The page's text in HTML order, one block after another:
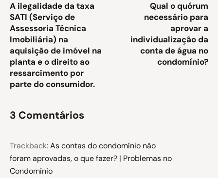
A ilegalidade da taxa
SATI (Serviço de
Assessoria Técnica
Imobiliária) na
aquisição de imóvel na
planta e o direito ao
ressarcimento por
parte do consumidor.
Qual o quórum
necessário para
aprovar a
individualização da
conta de água no
condomínio?
3 Comentários
Trackback:As contas do condomínio não
foram aprovadas, o que fazer? | Problemas no
Condomínio